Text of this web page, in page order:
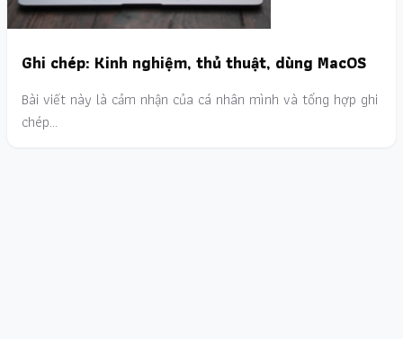
Ghi chép: Kinh nghiệm, thủ thuật, dùng MacOS
Bài viết này là cảm nhận của cá nhân mình và tổng hợp ghi
chép…